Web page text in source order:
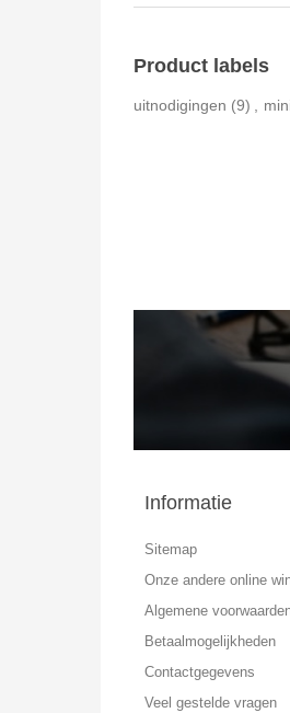
Product labels
uitnodigingen (9)
Informatie
Sitemap
Onze andere online
Algemene
Betaalmogelijkheden
Contactgegevens
Veel gestelde vragen